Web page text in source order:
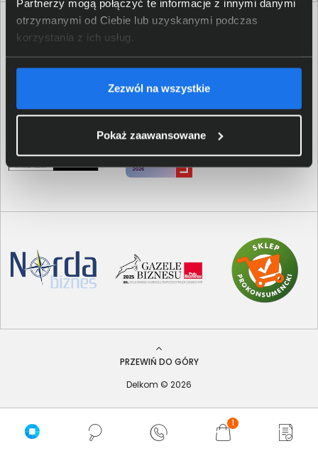
Partnerzy mogą połączyć te informacje z innymi danymi
otrzymanymi od Ciebie lub uzyskanymi podczas
korzystania z ich usług.
Zezwól na wszystkie
Pokaż zaawansowane
1
PRZEWIŃ DO GÓRY
Delkom © 2026